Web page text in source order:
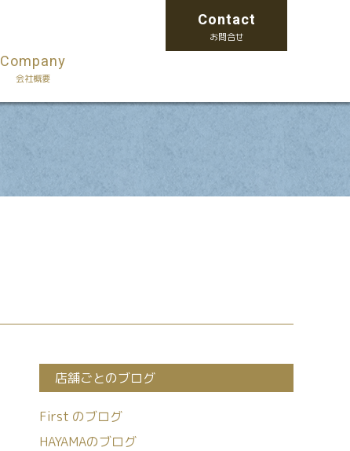
Contact
お問合せ
Company
会社概要
店舗ごとのブログ
First のブログ
HAYAMAのブログ